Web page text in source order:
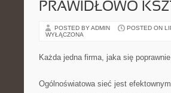
PRAWIDŁOWO
POSTED BY ADMIN POSTED ON
WYŁĄCZONA
Każda jedna firma, jaka się
Ogólnoświatowa sieć jest